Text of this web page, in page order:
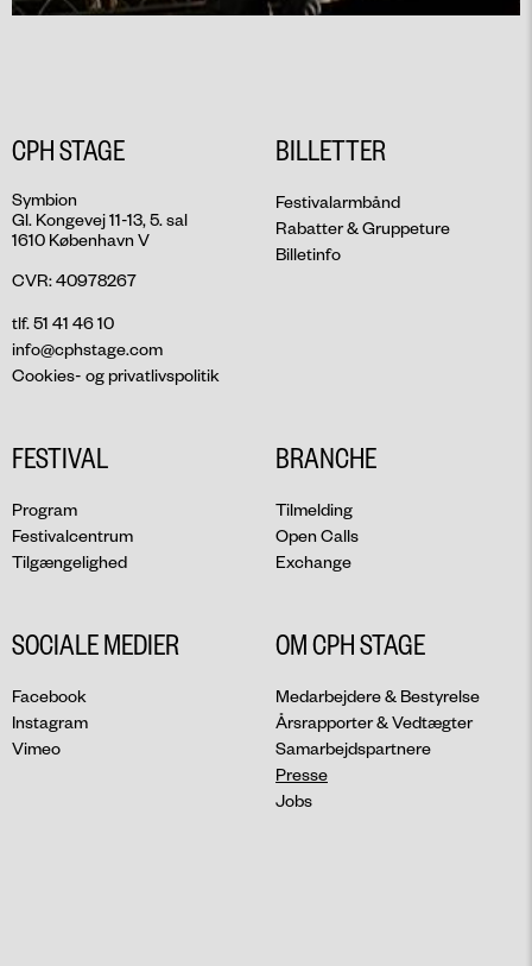
CPH STAGE
Symbion
Gl. Kongevej 11-13, 5. sal
1610 København V
CVR: 40978267
tlf. 51 41 46 10
info@cphstage.com
Cookies- og privatlivspolitik
BILLETTER
Festivalarmbånd
Rabatter & Gruppeture
Billetinfo
FESTIVAL
Program
Festivalcentrum
Tilgængelighed
BRANCHE
Tilmelding
Open Calls
Exchange
SOCIALE MEDIER
Facebook
Instagram
Vimeo
OM CPH STAGE
Medarbejdere & Bestyrelse
Årsrapporter & Vedtægter
Samarbejdspartnere
Presse
Jobs